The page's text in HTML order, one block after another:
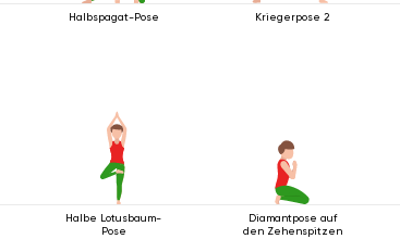
Halbspagat-Pose Kriegerpose 2
Halbe Lotusbaum-
Pose
Diamantpose auf
den Zehenspitzen